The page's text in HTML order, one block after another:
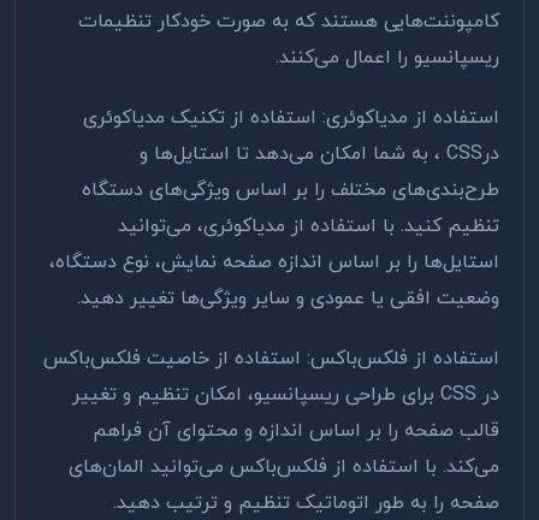
کامپوننت‌هایی هستند که به صورت خودکار تنظیمات
ریسپانسیو را اعمال می‌کنند.
استفاده از مدیاکوئری: استفاده از تکنیک مدیاکوئری
درCSS ، به شما امکان می‌دهد تا استایل‌ها و
طرح‌بندی‌های مختلف را بر اساس ویژگی‌های دستگاه
تنظیم کنید. با استفاده از مدیاکوئری، می‌توانید
استایل‌ها را بر اساس اندازه صفحه نمایش، نوع دستگاه،
وضعیت افقی یا عمودی و سایر ویژگی‌ها تغییر دهید.
استفاده از فلکس‌باکس: استفاده از خاصیت فلکس‌باکس
در CSS برای طراحی ریسپانسیو، امکان تنظیم و تغییر
قالب صفحه را بر اساس اندازه و محتوای آن فراهم
می‌کند. با استفاده از فلکس‌باکس می‌توانید المان‌های
صفحه را به طور اتوماتیک تنظیم و ترتیب دهید.